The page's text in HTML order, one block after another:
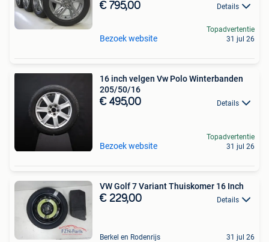
€ 795,00 Details
Bezoek website
Topadvertentie
31 jul 26
16 inch velgen Vw Polo Winterbanden
205/50/16
€ 495,00 Details
Bezoek website
Topadvertentie
31 jul 26
VW Golf 7 Variant Thuiskomer 16 Inch
€ 229,00 Details
Berkel en Rodenrijs 31 jul 26